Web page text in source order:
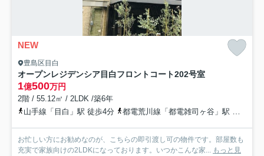
NEW
豊島区目白
オープンレジデンシア目白フロントコート202号室
1億500万円
2階 / 55.12㎡ / 2LDK /築6年
山手線「目白」駅 徒歩4分
都電荒川線「都電雑司ヶ谷」駅 徒歩10分
お忙しい方にお勧めなのが、こちらの即引渡し可の物件です。部屋数も
充実で家族向けの2LDKになっております。いつかこんな家... もっと見